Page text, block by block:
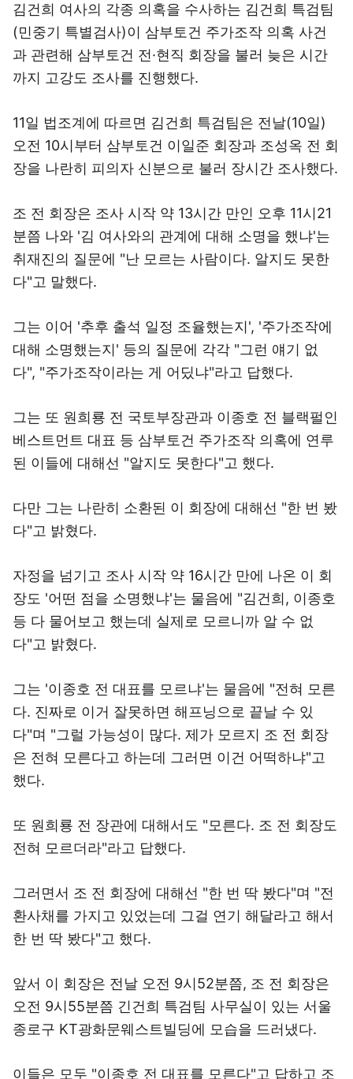
김건희 여사의 각종 의혹을 수사하는 김건희 특검팀
(민중기 특별검사)이 삼부토건 주가조작 의혹 사건
과 관련해 삼부토건 전·현직 회장을 불러 늦은 시간
까지 고강도 조사를 진행했다.
11일 법조계에 따르면 김건희 특검팀은 전날(10일)
오전 10시부터 삼부토건 이일준 회장과 조성옥 전 회
장을 나란히 피의자 신분으로 불러 장시간 조사했다.
조 전 회장은 조사 시작 약 13시간 만인 오후 11시21
분쯤 나와 '김 여사와의 관계에 대해 소명을 했냐'는
취재진의 질문에 "난 모르는 사람이다. 알지도 못한
다"고 말했다.
그는 이어 '추후 출석 일정 조율했는지', '주가조작에
대해 소명했는지' 등의 질문에 각각 "그런 얘기 없
다", "주가조작이라는 게 어딨냐"라고 답했다.
그는 또 원희룡 전 국토부장관과 이종호 전 블랙펄인
베스트먼트 대표 등 삼부토건 주가조작 의혹에 연루
된 이들에 대해선 "알지도 못한다"고 했다.
다만 그는 나란히 소환된 이 회장에 대해선 "한 번 봤
다"고 밝혔다.
자정을 넘기고 조사 시작 약 16시간 만에 나온 이 회
장도 '어떤 점을 소명했냐'는 물음에 "김건희, 이종호
등 다 물어보고 했는데 실제로 모르니까 알 수 없
다"고 밝혔다.
그는 '이종호 전 대표를 모르냐'는 물음에 "전혀 모른
다. 진짜로 이거 잘못하면 해프닝으로 끝날 수 있
다"며 "그럴 가능성이 많다. 제가 모르지 조 전 회장
은 전혀 모른다고 하는데 그러면 이건 어떡하냐"고
했다.
또 원희룡 전 장관에 대해서도 "모른다. 조 전 회장도
전혀 모르더라"라고 답했다.
그러면서 조 전 회장에 대해선 "한 번 딱 봤다"며 "전
환사채를 가지고 있었는데 그걸 연기 해달라고 해서
한 번 딱 봤다"고 했다.
앞서 이 회장은 전날 오전 9시52분쯤, 조 전 회장은
오전 9시55분쯤 긴건희 특검팀 사무실이 있는 서울
종로구 KT광화문웨스트빌딩에 모습을 드러냈다.
이들은 모두 "이종호 전 대표를 모른다"고 답하고 조